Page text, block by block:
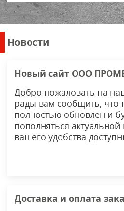
Новости
Новый сайт ООО
Добро пожаловать на
рады вам сообщить, что
полностью обновлен и
пополняться
вашего удобства
Доставка и оплата